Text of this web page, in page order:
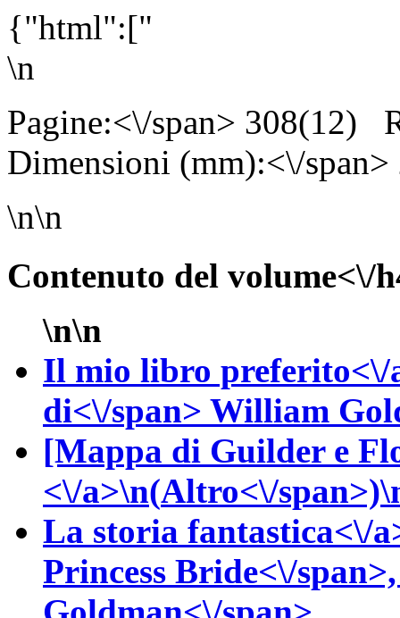
{"html":["
\n
Pagine:<\/span> 308(12)
Dimensioni (mm):<\/
\n\n
Contenuto del volume<\/
\n\n
Il mio libro preferito<\/
di<\/span> William
[Mappa di Guilder e
<\/a>\n(Altro<\/
La storia fantastica<\/
Princess Bride<\/